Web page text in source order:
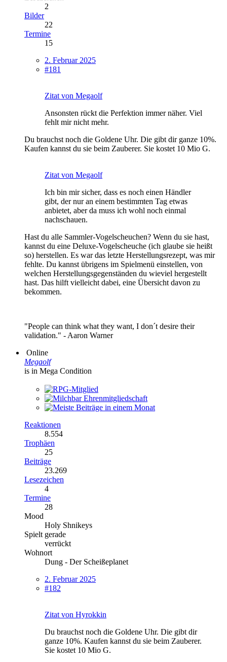
2
Bilder
22
Termine
15
2. Februar 2025
#181
Zitat von Megaolf
Ansonsten rückt die Perfektion immer näher. Viel
fehlt mir nicht mehr.
Du brauchst noch die Goldene Uhr. Die gibt dir ganze 10%.
Kaufen kannst du sie beim Zauberer. Sie kostet 10 Mio G.
Zitat von Megaolf
Ich bin mir sicher, dass es noch einen Händler
gibt, der nur an einem bestimmten Tag etwas
anbietet, aber da muss ich wohl noch einmal
nachschauen.
Hast du alle Sammler-Vogelscheuchen? Wenn du sie hast,
kannst du eine Deluxe-Vogelscheuche (ich glaube sie heißt
so) herstellen. Es war das letzte Herstellungsrezept, was mir
fehlte. Du kannst übrigens im Spielmenü einstellen, von
welchen Herstellungsgegenständen du wieviel hergestellt
hast. Das hilft vielleicht dabei, eine Übersicht davon zu
bekommen.
"People can think what they want, I don´t desire their
validation." - Aaron Warner
Online
Megaolf
is in Mega Condition
Reaktionen
8.554
Trophäen
25
Beiträge
23.269
Lesezeichen
4
Termine
28
Mood
Holy Shnikeys
Spielt gerade
verrückt
Wohnort
Dung - Der Scheißeplanet
2. Februar 2025
#182
Zitat von Hyrokkin
Du brauchst noch die Goldene Uhr. Die gibt dir
ganze 10%. Kaufen kannst du sie beim Zauberer.
Sie kostet 10 Mio G.